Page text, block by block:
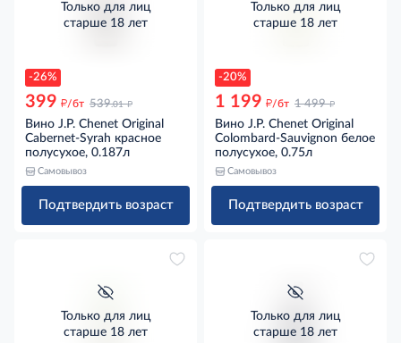
-26%
Только для лиц
старше 18 лет
399 д/бт 539.01 д
Вино J.P. Chenet Original
Cabernet-Syrah красное
полусухое, 0.187л
Самовывоз
Подтвердить возраст
-20%
Только для лиц
старше 18 лет
1 199 д/бт 1 499 д
Вино J.P. Chenet Original
Colombard-Sauvignon белое
полусухое, 0.75л
Самовывоз
Подтвердить возраст
Только для лиц
старше 18 лет
Только для лиц
старше 18 лет